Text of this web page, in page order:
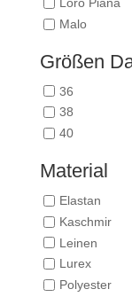
Malo
Größen
36
38
40
Material
Elastan
Kaschmir
Leinen
Lurex
Polyester